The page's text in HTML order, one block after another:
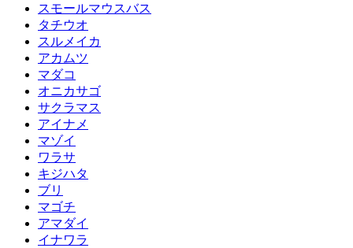
スモールマウスバス
タチウオ
スルメイカ
アカムツ
マダコ
オニカサゴ
サクラマス
アイナメ
マゾイ
ワラサ
キジハタ
ブリ
マゴチ
アマダイ
イナワラ